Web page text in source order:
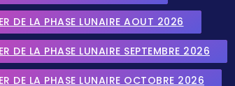
DE LA PHASE LUNAIRE AOUT 2026
DE LA PHASE LUNAIRE SEPTEMBRE 2026
DE LA PHASE LUNAIRE OCTOBRE 2026